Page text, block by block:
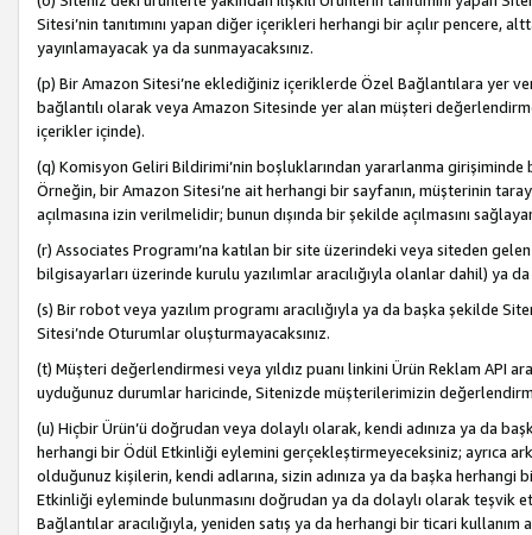
Sitesi’nin tanıtımını yapan diğer içerikleri herhangi bir açılır pencere,
yayınlamayacak ya da sunmayacaksınız.
(p) Bir Amazon Sitesi’ne eklediğiniz içeriklerde Özel Bağlantılara yer
bağlantılı olarak veya Amazon Sitesinde yer alan müşteri
içerikler içinde).
(q) Komisyon Geliri Bildirimi’nin boşluklarından yararlanma
Örneğin, bir Amazon Sitesi’ne ait herhangi bir sayfanın, müşterinin
açılmasına izin verilmelidir; bunun dışında bir şekilde açılmasını
(r) Associates Programı’na katılan bir site üzerindeki veya siteden
bilgisayarları üzerinde kurulu yazılımlar aracılığıyla olanlar dahil) ya
(s) Bir robot veya yazılım programı aracılığıyla ya da başka şekilde
Sitesi’nde Oturumlar oluşturmayacaksınız.
(t) Müşteri değerlendirmesi veya yıldız puanı linkini Ürün Reklam API
uyduğunuz durumlar haricinde, Sitenizde müşterilerimizin
(u) Hiçbir Ürün’ü doğrudan veya dolaylı olarak, kendi adınıza ya da
herhangi bir Ödül Etkinliği eylemini gerçekleştirmeyeceksiniz; ayrıca
olduğunuz kişilerin, kendi adlarına, sizin adınıza ya da başka herhangi
Etkinliği eyleminde bulunmasını doğrudan ya da dolaylı olarak teşvik
Bağlantılar aracılığıyla, yeniden satış ya da herhangi bir ticari